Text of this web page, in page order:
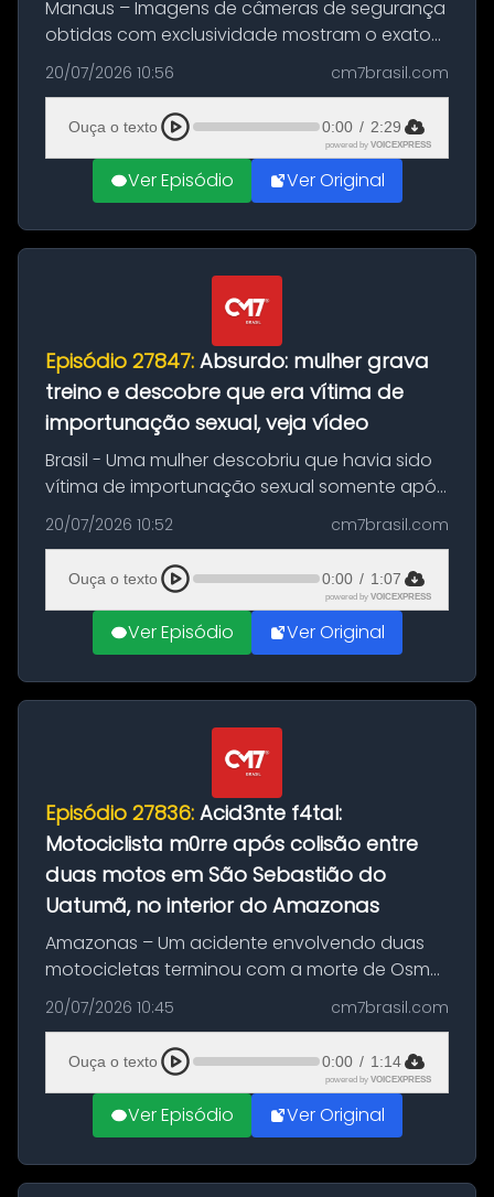
Manaus – Imagens de câmeras de segurança
obtidas com exclusividade mostram o exato
momento da fuga do principal suspeito da
morte de Larissa Araújo, de 28 anos. O crime
ocorreu na noite deste último d...
20/07/2026 10:56 cm7brasil.com
Ouça o texto 0:00 / 2:29
powered by VOICEXPRESS
Ver Episódio Ver Original
Episódio 27847: Absurdo: mulher grava
treino e descobre que era vítima de
importunação sexual, veja vídeo
Brasil - Uma mulher descobriu que havia sido
vítima de importunação sexual somente após
assistir a um vídeo que gravou enquanto
treinava na academia de um condomínio em
Feira de Santana, na Bahia. O c...
20/07/2026 10:52 cm7brasil.com
Ouça o texto 0:00 / 1:07
powered by VOICEXPRESS
Ver Episódio Ver Original
Episódio 27836: Acid3nte f4tal:
Motociclista m0rre após colisão entre
duas motos em São Sebastião do
Uatumã, no interior do Amazonas
Amazonas – Um acidente envolvendo duas
motocicletas terminou com a morte de Osmar
Figueiredo de Souza, de 38 anos, no município
de São Sebastião do Uatumã, no interior do
Amazonas. A colisão ocorreu n...
20/07/2026 10:45 cm7brasil.com
Ouça o texto 0:00 / 1:14
powered by VOICEXPRESS
Ver Episódio Ver Original